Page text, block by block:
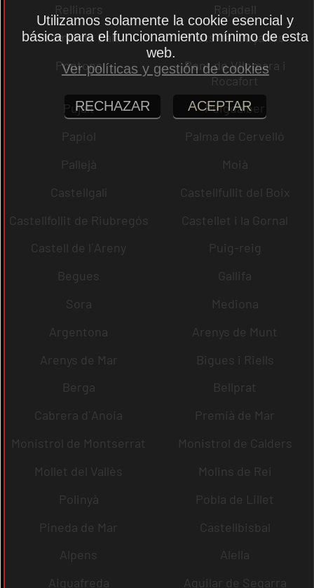
Rellinars
Rajadell
Premià de Dalt
Prats de Lluçanès
Pontons
Pont de Vilomara i
Rocafort
Pujalt
Puigdàlber
Papiol
Palma de Cervelló
Pallejà
Moià
Castellgalí
Castellfullit del Boix
Castellfollit de Riubregós
Castellet i la Gornal
Castell de l´Areny
Puig-reig
Begues
Gallifa
Sora
Mediona
Argentona
Arenys de Munt
Arenys de Mar
Bigues i Riells
Berga
Bellprat
Cabrera d´Anoia
Premià de Mar
Monistrol de Montserrat
Monistrol de Calders
Mollet del Vallès
Molins de Rei
Polinyà
Pobla de Lillet
Pineda de Mar
Castellbisbal
Alpens
Alella
Aiguafreda
Aguilar de Segarra
Utilizamos solamente la cookie esencial y
básica para el funcionamiento mínimo de esta
web.
Ver políticas y gestión de cookies
RECHAZAR ACEPTAR